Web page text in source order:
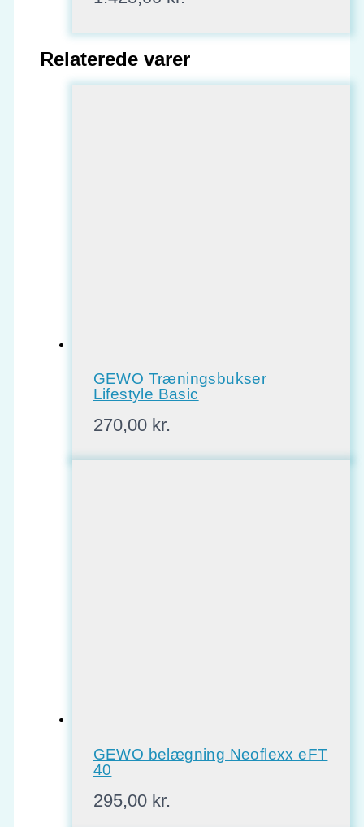
Relaterede varer
GEWO Træningsbukser
Lifestyle Basic
270,00 kr.
GEWO belægning Neoflexx eFT
40
295,00 kr.